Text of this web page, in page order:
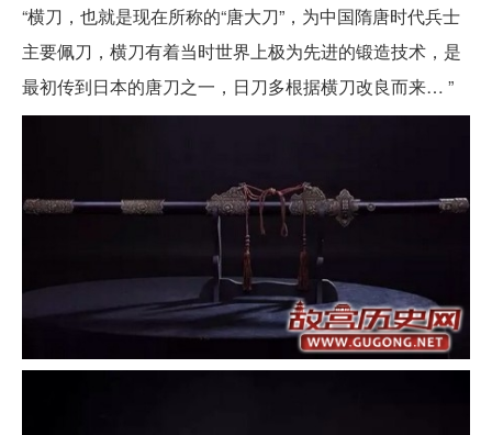
“横刀，也就是现在所称的“唐大刀”，为中国隋唐时代兵士
主要佩刀，横刀有着当时世界上极为先进的锻造技术，是
最初传到日本的唐刀之一，日刀多根据横刀改良而来… ”